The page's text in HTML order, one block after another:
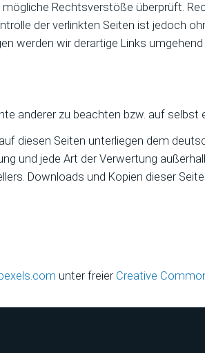
Rechtsverstöße überprüft.
der verlinkten Seiten ist jedoch
werden wir derartige Links
anderer zu beachten bzw. auf
diesen Seiten unterliegen dem
und jede Art der Verwertung
Downloads und Kopien dieser
unter freier Creative